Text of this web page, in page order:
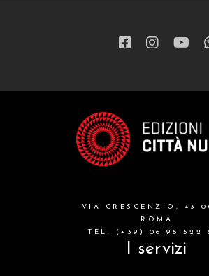
VIA CRESCENZIO, 43
ROMA
TEL. (+39) 06 96 522
I servizi